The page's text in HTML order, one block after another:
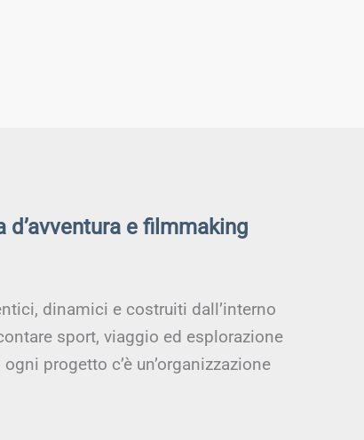
e filmmaking
dinamici e costruiti dall’interno
sport, viaggio ed esplorazione
progetto c’è un’organizzazione